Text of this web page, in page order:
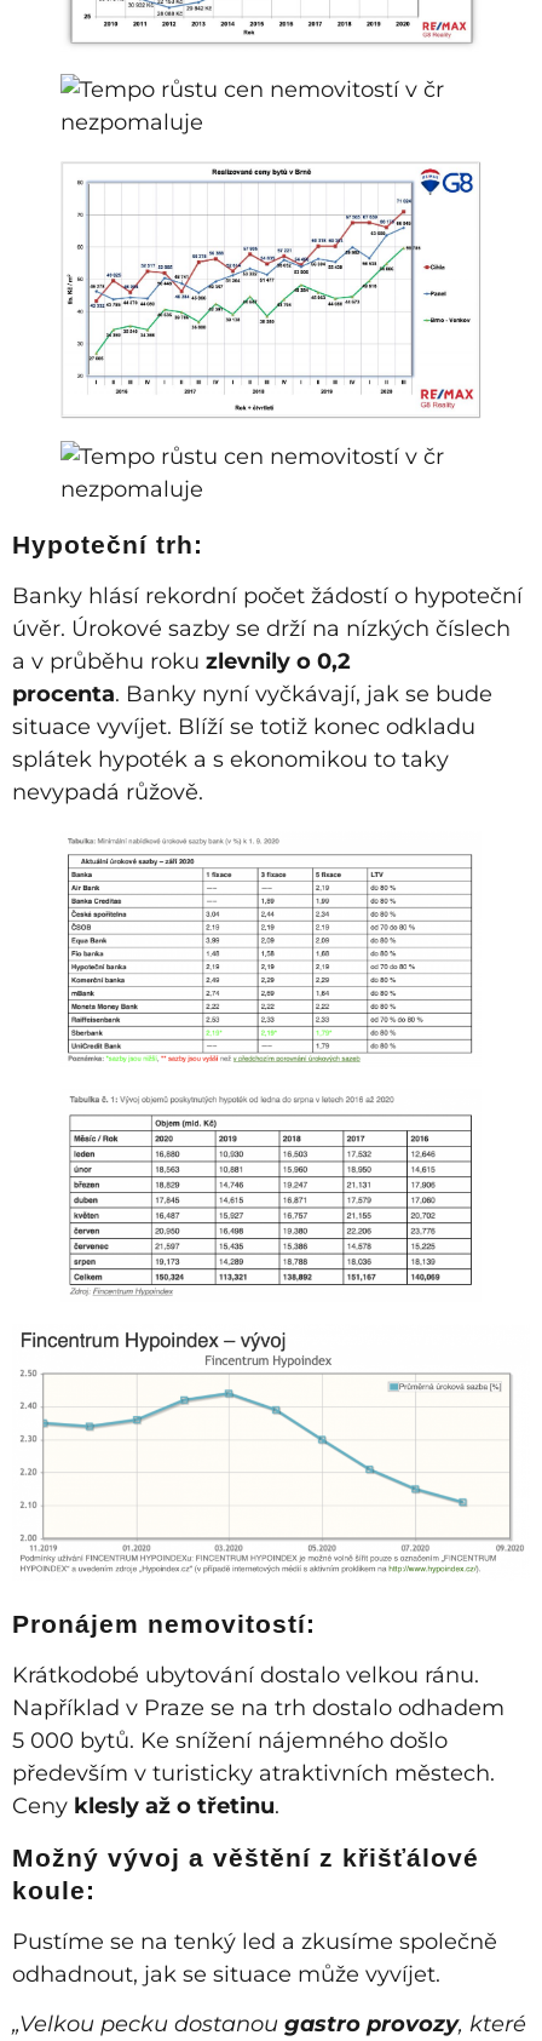
Hypoteční trh:
Banky hlásí rekordní počet žádostí o hypoteční
úvěr. Úrokové sazby se drží na nízkých číslech
a v průběhu roku zlevnily o 0,2
procenta. Banky nyní vyčkávají, jak se bude
situace vyvíjet. Blíží se totiž konec odkladu
splátek hypoték a s ekonomikou to taky
nevypadá růžově.
Pronájem nemovitostí:
Krátkodobé ubytování dostalo velkou ránu.
Například v Praze se na trh dostalo odhadem
5 000 bytů. Ke snížení nájemného došlo
především v turisticky atraktivních městech.
Ceny klesly až o třetinu.
Možný vývoj a věštění z křišťálové
koule:
Pustíme se na tenký led a zkusíme společně
odhadnout, jak se situace může vyvíjet.
„Velkou pecku dostanou gastro provozy, které